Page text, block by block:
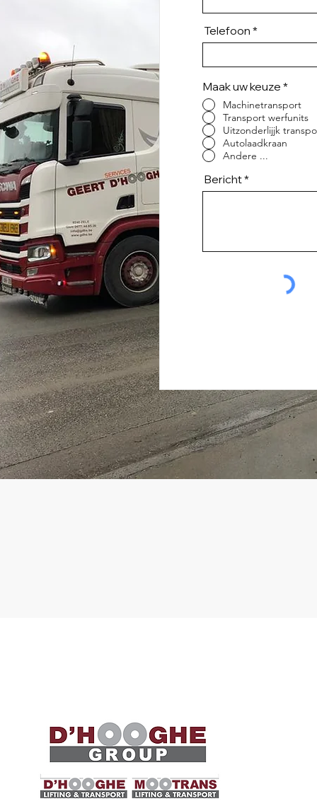
Telefoon
Maak uw keuze *
Machinetransport
Transport werfunits
Uitzonderlijjk
Autolaadkraan
Andere ...
Bericht